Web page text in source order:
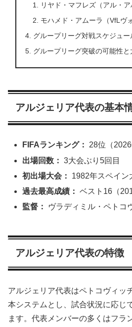
リヤド・マフレズ（アル・ア
モハメド・アムーラ（VfLヴ
グループリーグ対戦スケジュー
グループリーグ突破の可能性と
アルジェリア代表の基本
FIFAランキング： 28位（2026
出場回数： 3大会ぶり5回目
初出場大会：
1982年スペイン
過去最高成績： ベスト16（
監督：
ヴラディミル・ペトコ
アルジェリア代表の特徴
アルジェリア代表はペトコヴィッ
本システムとし、試合状況に応じ
ます。代表メンバーの多くはフラ